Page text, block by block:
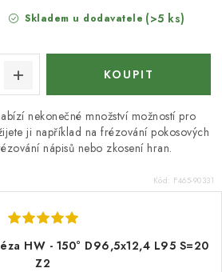
Skladem u dodavatele (>5 ks)
nekonečné množství možností pro
ji například na frézování pokosových
nápisů nebo zkosení hran.
Kód: F465-90331
HW - 150° D96,5x12,4 L95 S=20
Z2